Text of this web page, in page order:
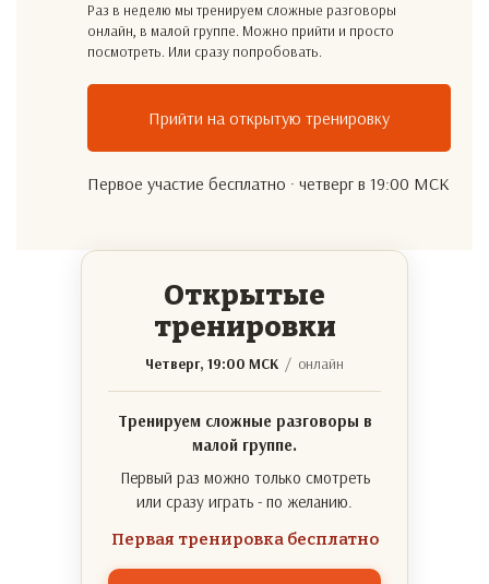
Раз в неделю мы тренируем сложные разговоры
онлайн, в малой группе. Можно прийти и просто
посмотреть. Или сразу попробовать.
Прийти на открытую тренировку
Первое участие бесплатно · четверг в 19:00 МСК
Открытые
тренировки
Четверг, 19:00 МСК / онлайн
Тренируем сложные разговоры в
малой группе.
Первый раз можно только смотреть
или сразу играть - по желанию.
Первая тренировка бесплатно